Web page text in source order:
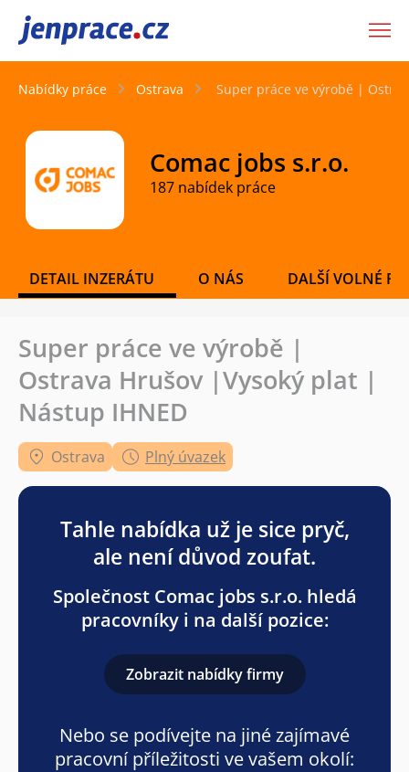
JenPráce.cz
Nabídky práce Ostrava Super práce ve výrobě |
Comac jobs s.r.o.
187 nabídek práce
DETAIL INZERÁTU O NÁS DALŠÍ VOLNÉ
Super práce ve výrobě |
Ostrava Hrušov |Vysoký plat |
Nástup IHNED
Ostrava Plný úvazek
Tahle nabídka už je sice pryč,
ale není důvod zoufat.
Společnost Comac jobs s.r.o. hledá
pracovníky i na další pozice:
Zobrazit nabídky firmy
Nebo se podívejte na jiné zajímavé
pracovní příležitosti ve vašem okolí: